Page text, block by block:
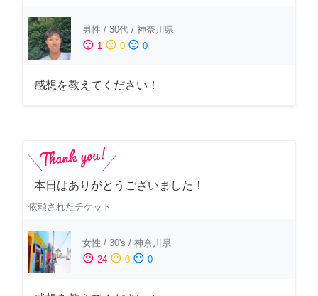
男性 / 30代 / 神奈川県
sentiment_satisfied 1 sentiment_neutral 0 sentiment_dissatisfied 0
感想を教えてください！
本日はありがとうございました！
依頼されたチケット
女性 / 30's / 神奈川県
sentiment_satisfied 24 sentiment_neutral 0 sentiment_dissatisfied 0